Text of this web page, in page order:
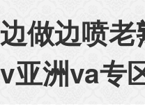
边做边喷
v亚洲va专